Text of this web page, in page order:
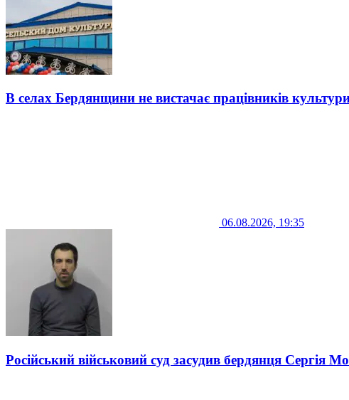
В селах Бердянщини не вистачає працівників
06.08.2026, 19:35
Російський військовий суд засудив бердянця Сергія